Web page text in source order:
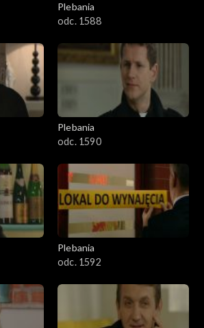
Plebania
odc. 1588
Plebania
odc. 1590
Plebania
odc. 1592